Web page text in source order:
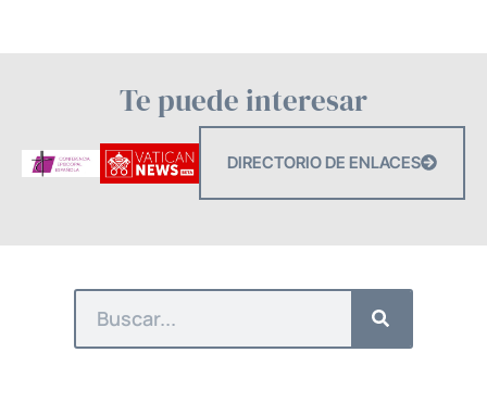
Te puede interesar
DIRECTORIO DE ENLACES